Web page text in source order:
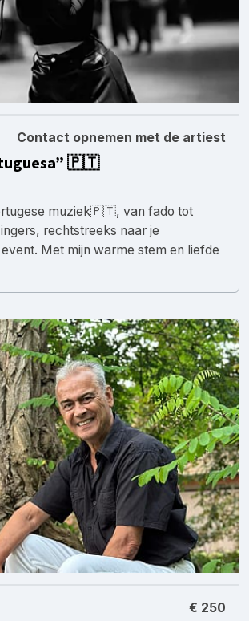
Contact opnemen met de artiest
🇵🇹
muziek🇵🇹, van fado tot
rechtstreeks naar je
Met mijn warme stem en liefde
€ 250